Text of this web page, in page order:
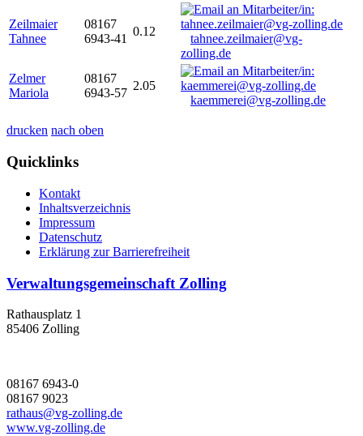
Zeilmaier
Tahnee
08167
6943-41
0.12
tahnee.zeilmaier@vg-
zolling.de
Zelmer
Mariola
08167
6943-57
2.05
kaemmerei@vg-zolling.de
drucken nach oben
Quicklinks
Kontakt
Inhaltsverzeichnis
Impressum
Datenschutz
Erklärung zur Barrierefreiheit
Verwaltungsgemeinschaft Zolling
Rathausplatz 1
85406 Zolling
08167 6943-0
08167 9023
rathaus@vg-zolling.de
www.vg-zolling.de